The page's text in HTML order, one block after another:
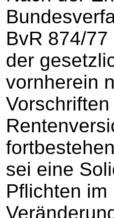
BvR 874/
der
vornherein
sei eine
Pflichten